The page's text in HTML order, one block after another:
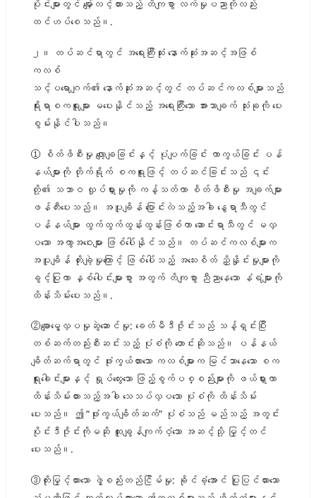
ပိုင်းများတွင် မျှော်လင့်ထားသည့် တိကျစွာ လက်မှုပညာကိုလည်း
ထင်ဟပ်စေသည်။.
၂။ တပ်ဆင်ရာတွင် အရေးကြီးဆုံး နောက်ဆုံးအဆင့်အဖြစ်
ကလစ်
သင့်ပရောဂျက်၏ နောက်ဆုံးအဆင့်တွင် တပ်ဆင်ကလစ်များသည်
ရိုးရာစကရူးများ မပေးနိုင်သည့် အရေးကြီးသော အားသာချက် သုံးခုကို ပေး
စွမ်းနိုင်ပါသည်။
① စိတ်ဖိစီးမှု လျော့ချခြင်းနှင့် ပုံပျက်ခြင်း ကာကွယ်ခြင်း ပန်
နယ်များကို တိုက်ရိုက် စကရူးဖြင့် တပ်ဆင်ခြင်းသည် ၎င်း
တို့၏ သဘာဝ လှုပ်ရှားမှုကို ကန့်သတ်ကာ စိတ်ဖိစီးမှု အချက်များ
ဖန်တီးပေးသည်။ အပူချိန် ပြောင်းလဲသည့်အခါ နွေရာသီတွင်
ပန်နယ်များ ထွက်ထွက်ထွန်းထွန်းဖြစ်ကာ ဆောင်းရာသီတွင် မလှ
ပသော အကွာအဝေးများ ဖြစ်ပေါ်နိုင်သည်။ တပ်ဆင်ကလစ်များက
အပူချိန် တိုးချဲ့မှုကြောင့် ဖြစ်ပေါ်သည့် အသေးစိတ် ညှိနှိုင်းမှုများကို
ခွင့်ပြုကာ နှစ်ပေါင်းများစွာ အတွက် တိကျစွာ ညီညာနေသော နံရံများကို
ထိန်းသိမ်းပေးသည်။.
②ချောမွေ့လှပမှုဆွဲဆောင်မှု: ခေတ်မီဒီဇိုင်းသည် သန့်ရှင်းပြီး
တစ်ဆက်တည်းစီးဆင်းသည့် ပုံစံကို တောင်းဆိုသည်။ ပန်နယ်
ချိတ်ဆက်ရာတွင် ဖုံးကွယ်ထားသော ကလစ်များက မြင်သာနေသော စက
ရူးခေါင်းများနှင့် ရှုပ်ထွေးသော ဖြည့်စွက်ပစ္စည်းများကို ဖယ်ရှားကာ
ထိန်းသိမ်းထားသည့်အခါ သေသပ်လှပသော ပုံစံကို ထိန်းသိမ်း
ပေးသည်။ ဤ “ဖုံးကွယ်ချိတ်ဆက်” ပုံစံသည် မည်သည့် အတွင်း
ပိုင်းဒီဇိုင်းကိုမဆို ထူးချွန်ကျက်ဝံ့သော အဆင့်သို့ မြှင့်တင်
ပေးသည်။.
③တိုးမြှင့်ထားသော ဖွဲ့စည်းတည်ငြိမ်မှု: ခိုင်ခံ့အောင် ပြုပြင်ထားသော